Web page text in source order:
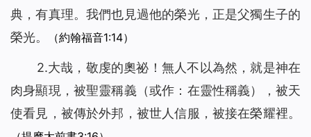
典，有真理。我們也見過他的榮光，正是父獨生子的
榮光。
（約翰福音1:14）
2.大哉，敬虔的奧祕！無人不以為然，就是神在
肉身顯現，被聖靈稱義（或作：在靈性稱義），被天
使看見，被傳於外邦，被世人信服，被接在榮耀裡。